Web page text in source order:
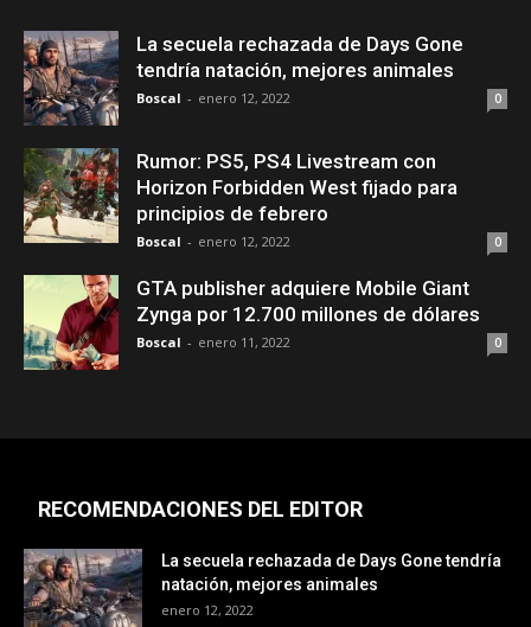
La secuela rechazada de Days Gone
tendría natación, mejores animales
Boscal - enero 12, 2022 0
Rumor: PS5, PS4 Livestream con
Horizon Forbidden West fijado para
principios de febrero
Boscal - enero 12, 2022 0
GTA publisher adquiere Mobile Giant
Zynga por 12.700 millones de dólares
Boscal - enero 11, 2022 0
RECOMENDACIONES DEL EDITOR
La secuela rechazada de Days Gone tendría
natación, mejores animales
enero 12, 2022